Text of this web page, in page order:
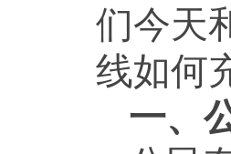
们今天
线如何
一、